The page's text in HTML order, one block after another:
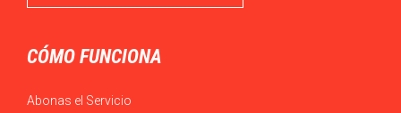
CÓMO FUNCIONA
Abonas el Servicio